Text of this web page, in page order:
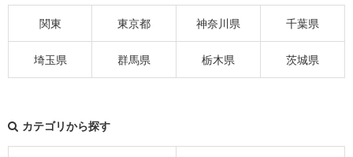
関東 東京都 神奈川県 千葉県
埼玉県 群馬県 栃木県 茨城県
カテゴリから探す